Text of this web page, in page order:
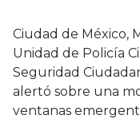
Ciudad de México,
Unidad de Policía
Seguridad
alertó sobre una
ventanas